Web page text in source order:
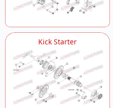
Kick Starter